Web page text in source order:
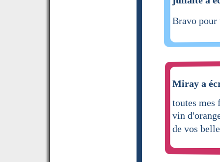
Bravo
Miray a
toutes mes
vin
de vos